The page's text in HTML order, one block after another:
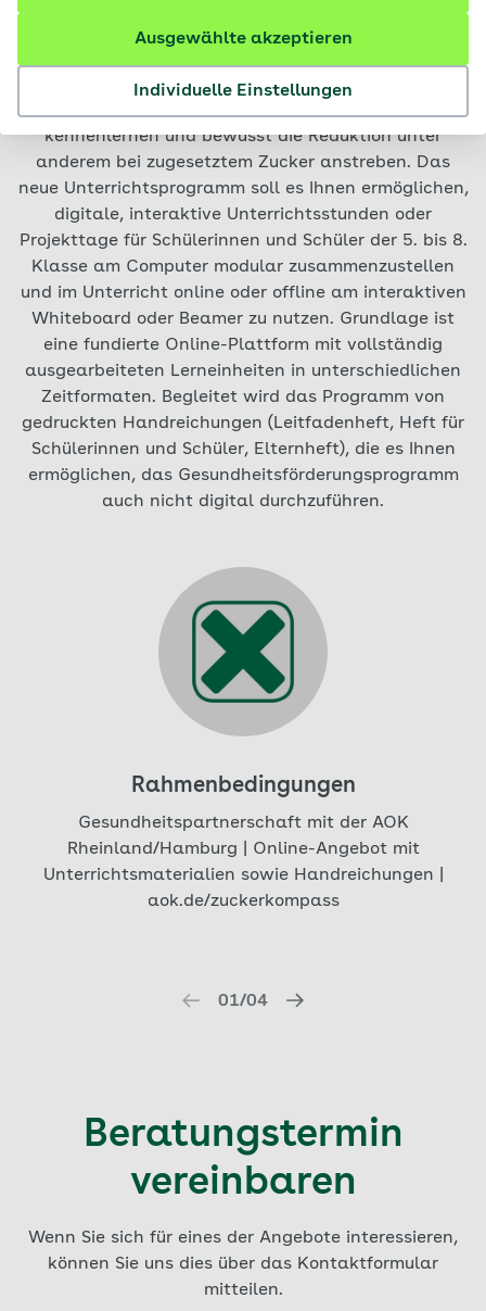
Individuelle Einstellungen
Ausgewählte akzeptieren
Der „Zuckerkompass“ hat zum Ziel, die
Ihren Schülerinnen und Schülern zu verbessern. Sie
kennenlernen und bewusst die Reduktion unter
anderem bei zugesetztem Zucker anstreben. Das
neue Unterrichtsprogramm soll es Ihnen ermöglichen,
digitale, interaktive Unterrichtsstunden oder
Projekttage für Schülerinnen und Schüler der 5. bis 8.
Klasse am Computer modular zusammenzustellen
und im Unterricht online oder offline am interaktiven
Whiteboard oder Beamer zu nutzen. Grundlage ist
eine fundierte Online-Plattform mit vollständig
ausgearbeiteten Lerneinheiten in unterschiedlichen
Zeitformaten. Begleitet wird das Programm von
gedruckten Handreichungen (Leitfadenheft, Heft für
Schülerinnen und Schüler, Elternheft), die es Ihnen
ermöglichen, das Gesundheitsförderungsprogramm
auch nicht digital durchzuführen.
Rahmenbedingungen
Gesundheitspartnerschaft mit der AOK
Rheinland/Hamburg | Online-Angebot mit
Unterrichtsmaterialien sowie Handreichungen |
aok.de/zuckerkompass
01/04
Beratungstermin
vereinbaren
Wenn Sie sich für eines der Angebote interessieren,
können Sie uns dies über das Kontaktformular
mitteilen.